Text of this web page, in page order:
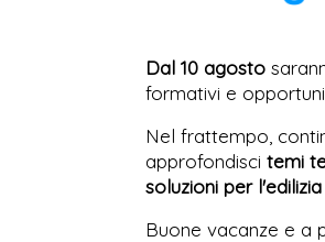
Dal 10 agosto
formativi e
Nel frattempo,
approfondisci temi
soluzioni per
Buone vacanze e a